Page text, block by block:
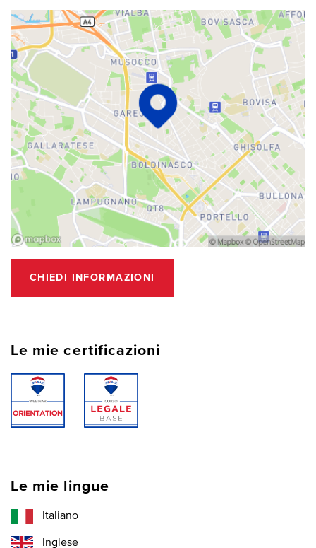
CHIEDI INFORMAZIONI
Le mie certificazioni
Le mie lingue
Italiano
Inglese